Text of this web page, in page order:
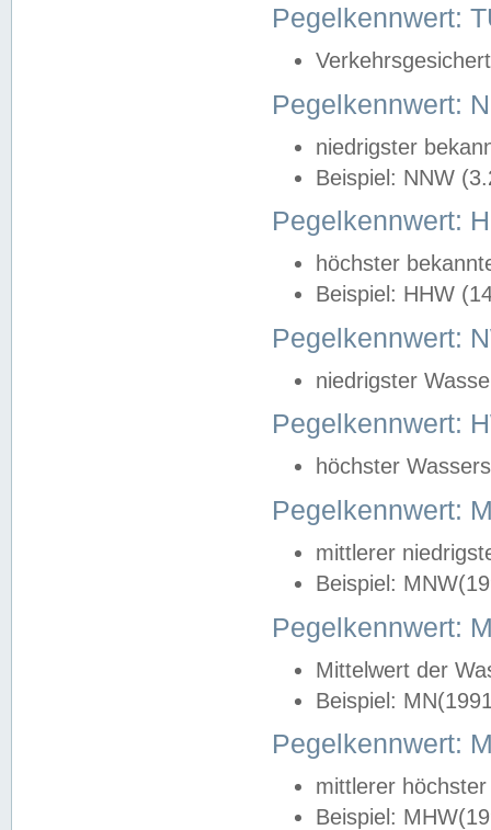
Pegelkennwert:
Pegelkennwert:
niedrigster
Beispiel: NNW
Pegelkennwert:
höchster
Beispiel: HHW
Pegelkennwert:
niedrigster
Pegelkennwert:
höchster
Pegelkennwert:
mittlerer
Beispiel:
Pegelkennwert:
Mittelwert der
Beispiel:
Pegelkennwert:
mittlerer
Beispiel: